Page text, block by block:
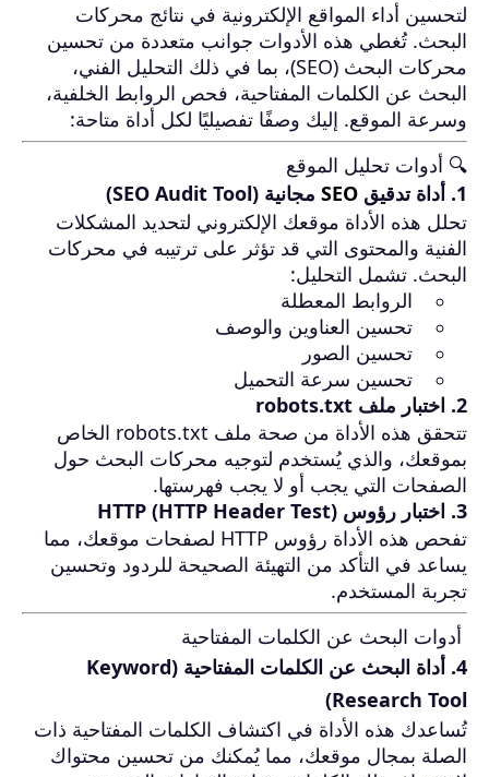
لتحسين أداء المواقع الإلكترونية في نتائج محركات
البحث. تُغطي هذه الأدوات جوانب متعددة من تحسين
محركات البحث (SEO)، بما في ذلك التحليل الفني،
البحث عن الكلمات المفتاحية، فحص الروابط الخلفية،
وسرعة الموقع. إليك وصفًا تفصيليًا لكل أداة متاحة:
🔍 أدوات تحليل الموقع
1. أداة تدقيق
SEO مجانية (SEO Audit Tool)
تحلل هذه الأداة موقعك الإلكتروني لتحديد المشكلات
الفنية والمحتوى التي قد تؤثر على ترتيبه في محركات
البحث. تشمل التحليل:
الروابط المعطلة
تحسين العناوين والوصف
تحسين الصور
تحسين سرعة التحميل
2. اختبار ملف robots.txt
تتحقق هذه الأداة من صحة ملف robots.txt الخاص
بموقعك، والذي يُستخدم لتوجيه محركات البحث حول
الصفحات التي يجب أو لا يجب فهرستها.
3. اختبار رؤوس HTTP (HTTP Header Test)
تفحص هذه الأداة رؤوس HTTP لصفحات موقعك، مما
يساعد في التأكد من التهيئة الصحيحة للردود وتحسين
تجربة المستخدم.
أدوات البحث عن الكلمات المفتاحية
4. أداة البحث عن الكلمات المفتاحية (Keyword
Research Tool)
تُساعدك هذه الأداة في اكتشاف الكلمات المفتاحية ذات
الصلة بمجال موقعك، مما يُمكنك من تحسين محتواك